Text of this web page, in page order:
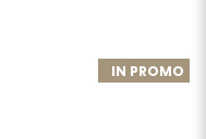
IN PROMO